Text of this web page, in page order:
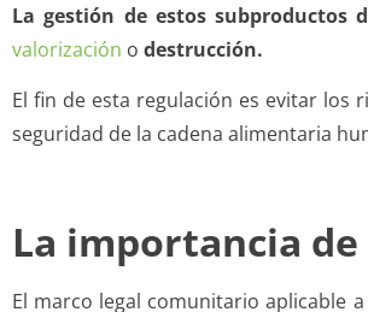
La gestión de estos
valorización o destrucción.
El fin de esta regulación es evitar los
seguridad de la cadena alimentaria
La importancia
El marco legal comunitario aplicable